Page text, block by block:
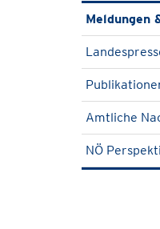
Meldungen
Amtliche
NÖ